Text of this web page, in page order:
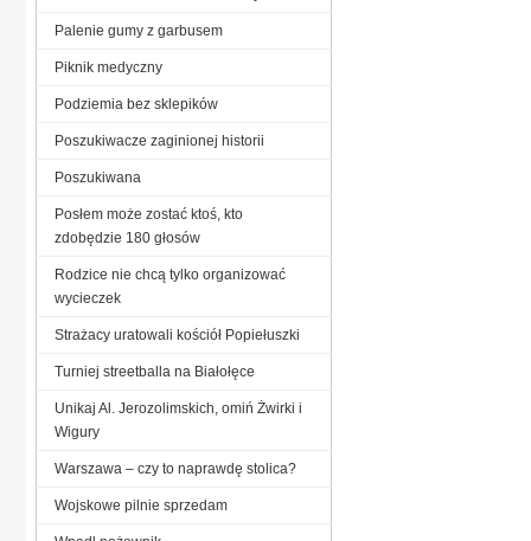
Palenie gumy z garbusem
Piknik medyczny
Podziemia bez sklepików
Poszukiwacze zaginionej historii
Poszukiwana
Posłem może zostać ktoś, kto
zdobędzie 180 głosów
Rodzice nie chcą tylko organizować
wycieczek
Strażacy uratowali kościół Popiełuszki
Turniej streetballa na Białołęce
Unikaj Al. Jerozolimskich, omiń Żwirki i
Wigury
Warszawa – czy to naprawdę stolica?
Wojskowe pilnie sprzedam